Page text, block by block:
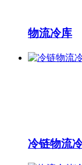
物流冷库
冷链物流